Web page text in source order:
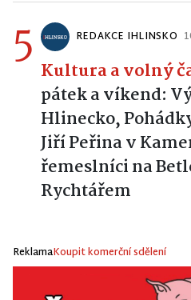
5 REDAKCE IHLINSKO
Kultura a volný
pátek a víkend:
Hlinecko,
Jiří Peřina v
řemeslníci na
Rychtářem
ReklamaKoupit komerční sdělení